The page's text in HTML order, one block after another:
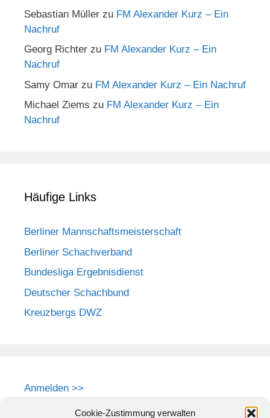
Cookie-Zustimmung verwalten
Sebastian Müller zu FM Alexander Kurz – Ein
Nachruf
Georg Richter zu FM Alexander Kurz – Ein
Nachruf
Samy Omar zu FM Alexander Kurz – Ein Nachruf
Michael Ziems zu FM Alexander Kurz – Ein
Nachruf
Häufige Links
Berliner Mannschaftsmeisterschaft
Berliner Schachverband
Bundesliga Ergebnisdienst
Deutscher Schachbund
Kreuzbergs DWZ
Anmelden >>